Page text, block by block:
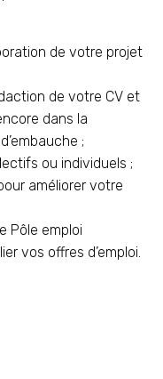
de votre projet
de votre CV et
dans la
;
ou individuels ;
améliorer votre
Pôle emploi
vos offres d’emploi.